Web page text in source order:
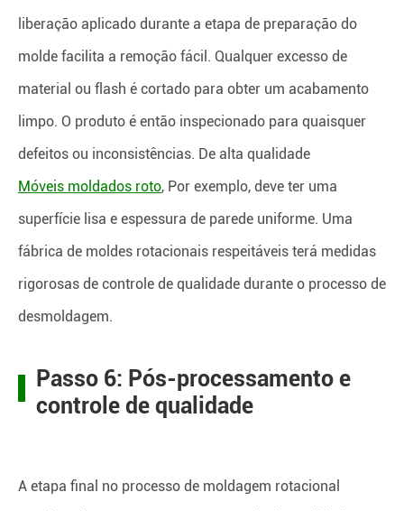
liberação aplicado durante a etapa de preparação do
molde facilita a remoção fácil. Qualquer excesso de
material ou flash é cortado para obter um acabamento
limpo. O produto é então inspecionado para quaisquer
defeitos ou inconsistências. De alta qualidade
Móveis moldados roto, Por exemplo, deve ter uma
superfície lisa e espessura de parede uniforme. Uma
fábrica de moldes rotacionais respeitáveis terá medidas
rigorosas de controle de qualidade durante o processo de
desmoldagem.
Passo 6: Pós-processamento e
controle de qualidade
A etapa final no processo de moldagem rotacional